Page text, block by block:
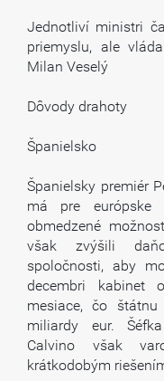
Jednotliví ministri
priemyslu, ale
Milan Veselý
Dôvody drahoty
Španielsko
Španielsky premiér
má pre európske
obmedzené
však zvýšili
spoločnosti, aby
decembri kabinet
mesiace, čo
miliardy eur.
Calvino však
krátkodobým